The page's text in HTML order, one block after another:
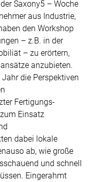
Saxony5 – Woche
aus Industrie,
den Workshop
– z.B. in der
– zu erörtern,
anzubieten.
die Perspektiven
Fertigungs-
Einsatz
dabei lokale
ab, wie große
und schnell
Eingerahmt